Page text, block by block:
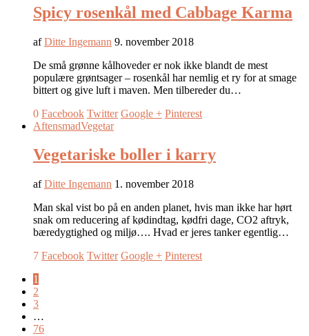
Spicy rosenkål med Cabbage Karma
afDitte Ingemann 9. november 2018
De små grønne kålhoveder er nok ikke blandt de mest
populære grøntsager – rosenkål har nemlig et ry for at smage
bittert og give luft i maven. Men tilbereder du…
0 Facebook Twitter Google + Pinterest
AftensmadVegetar
Vegetariske boller i karry
afDitte Ingemann 1. november 2018
Man skal vist bo på en anden planet, hvis man ikke har hørt
snak om reducering af kødindtag, kødfri dage, CO2 aftryk,
bæredygtighed og miljø…. Hvad er jeres tanker egentlig…
7 Facebook Twitter Google + Pinterest
1
2
3
…
76